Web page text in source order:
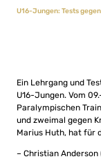
U16-Jungen: Tests
Ein Lehrgang und
U16-Jungen. Vom
Paralympischen
und zweimal gegen
Marius Huth, hat für
– Christian